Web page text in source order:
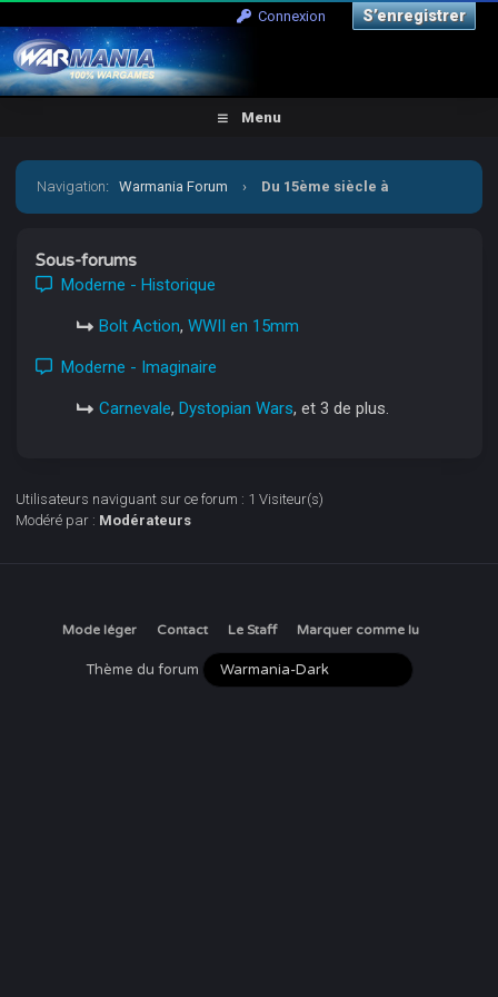
Connexion S’enregistrer
Menu
Navigation:Warmania Forum › Du 15ème siècle à
Sous-forums
Moderne - Historique
Bolt Action,WWII en 15mm
Moderne - Imaginaire
Carnevale, Dystopian Wars, et 3 de plus.
Utilisateurs naviguant sur ce forum : 1 Visiteur(s)
Modéré par : Modérateurs
Mode léger Contact Le Staff Marquer comme lu
Thème du forum